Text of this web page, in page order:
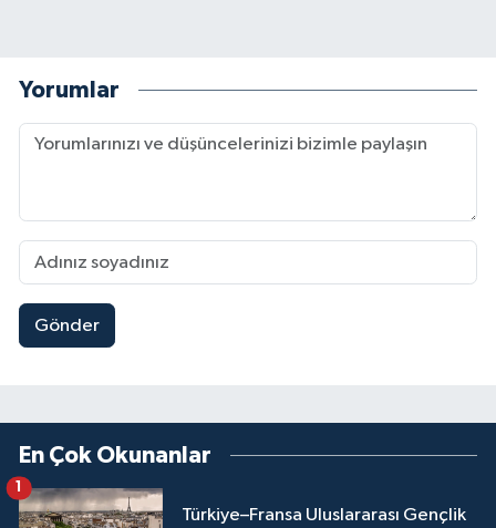
Yorumlar
Gönder
En Çok Okunanlar
Türkiye–Fransa Uluslararası Gençlik
1